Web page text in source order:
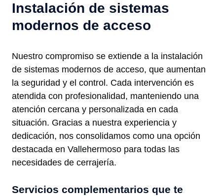
Instalación de sistemas
modernos de acceso
Nuestro compromiso se extiende a la instalación
de sistemas modernos de acceso, que aumentan
la seguridad y el control. Cada intervención es
atendida con profesionalidad, manteniendo una
atención cercana y personalizada en cada
situación. Gracias a nuestra experiencia y
dedicación, nos consolidamos como una opción
destacada en Vallehermoso para todas las
necesidades de cerrajería.
Servicios complementarios que te